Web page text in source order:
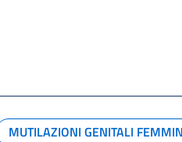
MUTILAZIONI GENITALI